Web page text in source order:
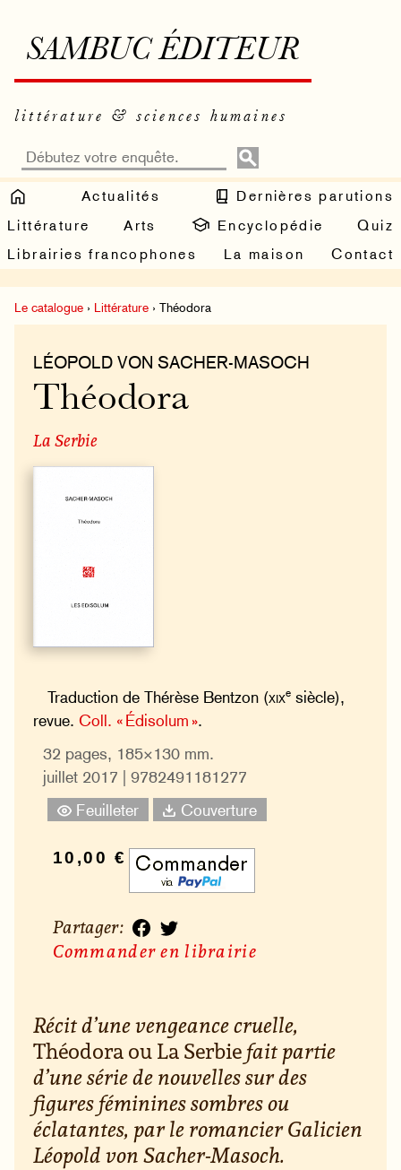
SAMBUC ÉDITEUR
littérature & sciences humaines
Actualités
Dernières parutions
Littérature
Arts Encyclopédie
Quiz
Librairies francophones
La maison Contact
Le catalogue › Littérature › Théodora
LÉOPOLD VON SACHER-MASOCH
Théodora
La Serbie
Traduction de Thérèse Bentzon (xixe siècle),
revue.Coll. « Édisolum ».
32 pages, 185×130 mm.
juillet 2017 | 9782491181277
Feuilleter
Couverture
10,00 €
Partager :
Commander en librairie
Récit d’une vengeance cruelle,
Théodora ou La Serbiefait partie
d’une série de nouvelles sur des
figures féminines sombres ou
éclatantes, par le romancier Galicien
Léopold von Sacher-Masoch.